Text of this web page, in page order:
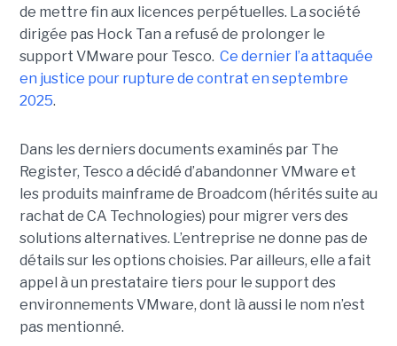
de mettre fin aux licences perpétuelles. La société
dirigée pas Hock Tan a refusé de prolonger le
support VMware pour Tesco. Ce dernier l’a attaquée
en justice pour rupture de contrat en septembre
2025.
Dans les derniers documents examinés par The
Register, Tesco a décidé d’abandonner VMware et
les produits mainframe de Broadcom (hérités suite au
rachat de CA Technologies) pour migrer vers des
solutions alternatives. L’entreprise ne donne pas de
détails sur les options choisies. Par ailleurs, elle a fait
appel à un prestataire tiers pour le support des
environnements VMware, dont là aussi le nom n’est
pas mentionné.